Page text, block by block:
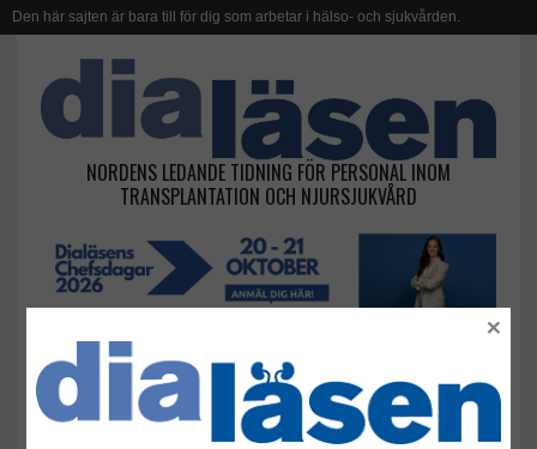
Den här sajten är bara till för dig som arbetar i hälso- och sjukvården.
NORDENS LEDANDE TIDNING FÖR PERSONAL INOM
TRANSPLANTATION OCH NJURSJUKVÅRD
×